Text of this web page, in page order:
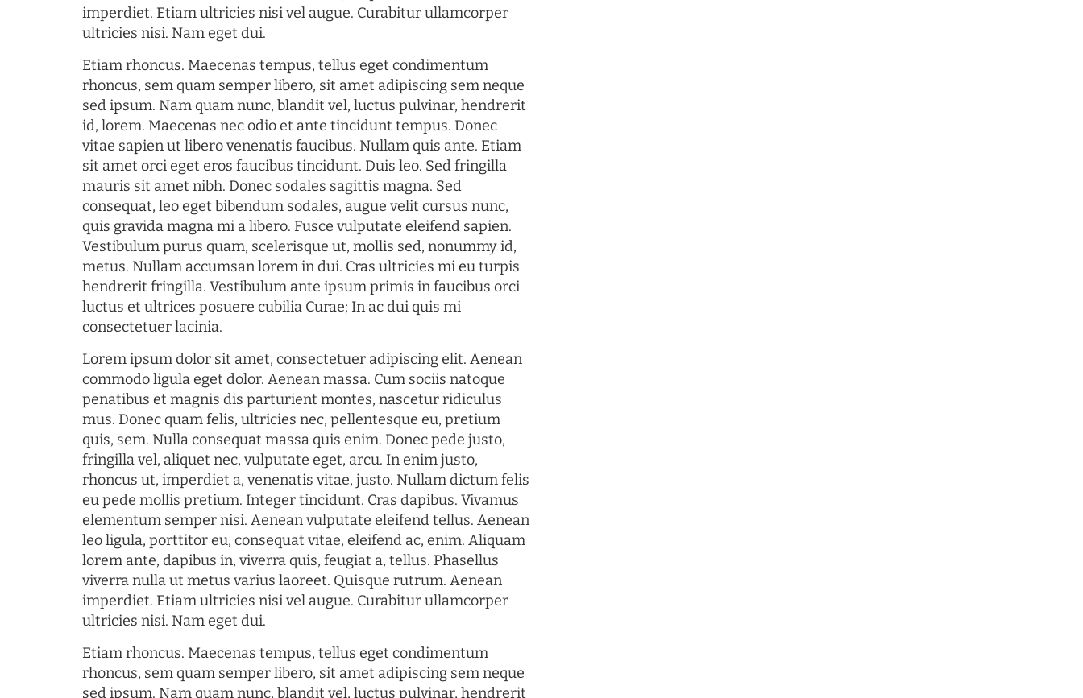
imperdiet. Etiam ultricies nisi vel augue. Curabitur ullamcorper
ultricies nisi. Nam eget dui.
Etiam rhoncus. Maecenas tempus, tellus eget condimentum
rhoncus, sem quam semper libero, sit amet adipiscing sem neque
sed ipsum. Nam quam nunc, blandit vel, luctus pulvinar, hendrerit
id, lorem. Maecenas nec odio et ante tincidunt tempus. Donec
vitae sapien ut libero venenatis faucibus. Nullam quis ante. Etiam
sit amet orci eget eros faucibus tincidunt. Duis leo. Sed fringilla
mauris sit amet nibh. Donec sodales sagittis magna. Sed
consequat, leo eget bibendum sodales, augue velit cursus nunc,
quis gravida magna mi a libero. Fusce vulputate eleifend sapien.
Vestibulum purus quam, scelerisque ut, mollis sed, nonummy id,
metus. Nullam accumsan lorem in dui. Cras ultricies mi eu turpis
hendrerit fringilla. Vestibulum ante ipsum primis in faucibus orci
luctus et ultrices posuere cubilia Curae; In ac dui quis mi
consectetuer lacinia.
Lorem ipsum dolor sit amet, consectetuer adipiscing elit. Aenean
commodo ligula eget dolor. Aenean massa. Cum sociis natoque
penatibus et magnis dis parturient montes, nascetur ridiculus
mus. Donec quam felis, ultricies nec, pellentesque eu, pretium
quis, sem. Nulla consequat massa quis enim. Donec pede justo,
fringilla vel, aliquet nec, vulputate eget, arcu. In enim justo,
rhoncus ut, imperdiet a, venenatis vitae, justo. Nullam dictum felis
eu pede mollis pretium. Integer tincidunt. Cras dapibus. Vivamus
elementum semper nisi. Aenean vulputate eleifend tellus. Aenean
leo ligula, porttitor eu, consequat vitae, eleifend ac, enim. Aliquam
lorem ante, dapibus in, viverra quis, feugiat a, tellus. Phasellus
viverra nulla ut metus varius laoreet. Quisque rutrum. Aenean
imperdiet. Etiam ultricies nisi vel augue. Curabitur ullamcorper
ultricies nisi. Nam eget dui.
Etiam rhoncus. Maecenas tempus, tellus eget condimentum
rhoncus, sem quam semper libero, sit amet adipiscing sem neque
sed ipsum. Nam quam nunc, blandit vel, luctus pulvinar, hendrerit